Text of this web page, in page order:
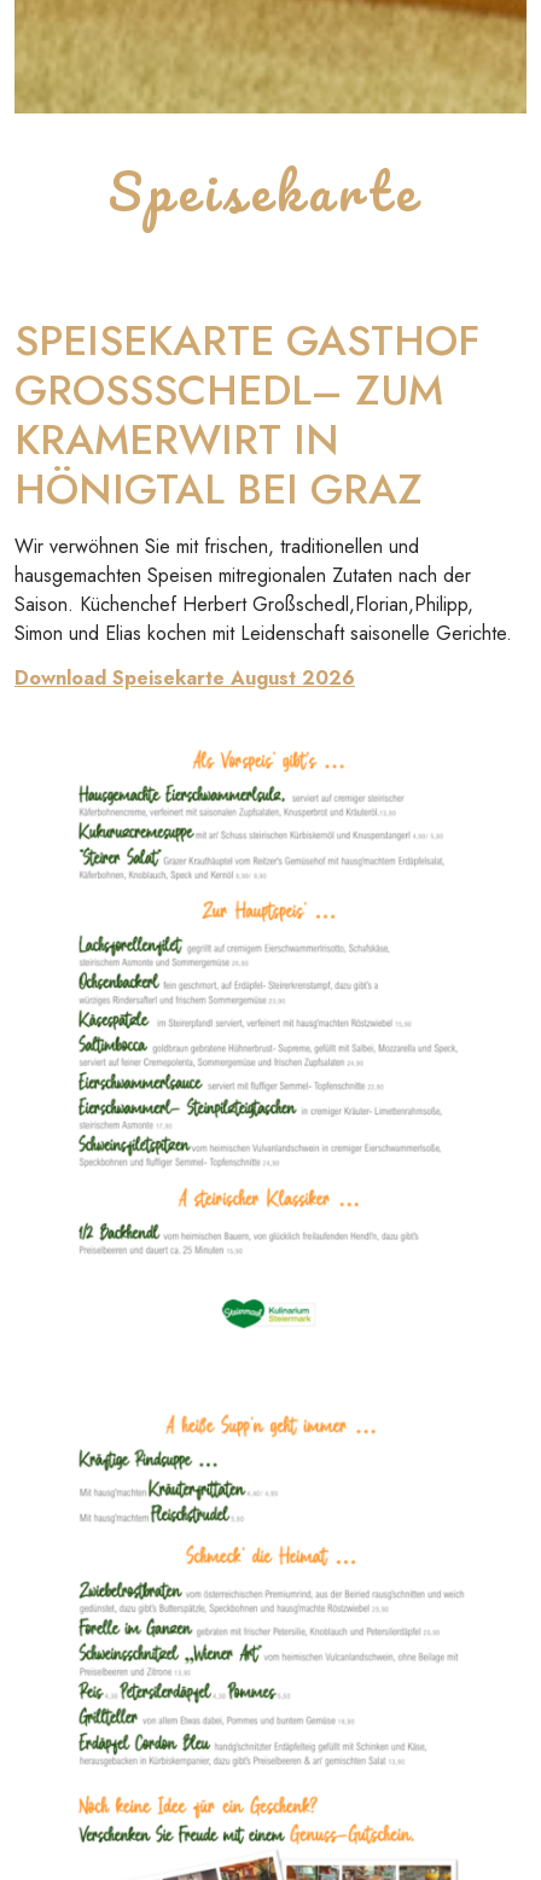
Speisekarte
SPEISEKARTE GASTHOF
GROSSSCHEDL– ZUM
KRAMERWIRT IN
HÖNIGTAL BEI GRAZ
Wir verwöhnen Sie mit frischen, traditionellen und
hausgemachten Speisen mitregionalen Zutaten nach der
Saison. Küchenchef Herbert Großschedl,Florian,Philipp,
Simon und Elias kochen mit Leidenschaft saisonelle Gerichte.
Download Speisekarte August 2026